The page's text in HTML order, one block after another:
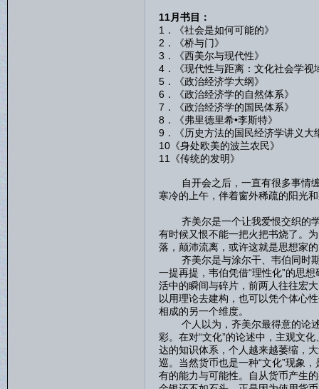
11月书目：
1．《社会是如何可能
2．《桥与门》
3．《西美尔与现
4．《现代性与距离：文化社会
5．《政治经济学大
6．《政治经济学的自
7．《政治经济学的国
8．《弗里德里希•李斯
9．《历史方法的国民经济
10《身处欧美的波兰农
11《传统的发明》
自开会之后，一直有很多事情缠
寒冷的上午，伴着窗外稀疏的阳光
齐美尔是一个让我爱恨交织的学
有时候又恨不能一把火把书烧了。
落，颠沛流离，或许这就是思想家
齐美尔是与涂尔干、韦伯同时期
一提再提，韦伯凭借“理性化”的思
活中的瞬间与碎片，前两人往往宏
以用理论去建构，也可以凭个体心
相成的另一个维度。
个人以为，齐美尔最得意的论述
彩。在对“文化”的论述中，主观文
达的知识体系，个人越来越萎缩，
巡。当然货币也是一种“文化”现象
有的能力与可能性。自从货币产生